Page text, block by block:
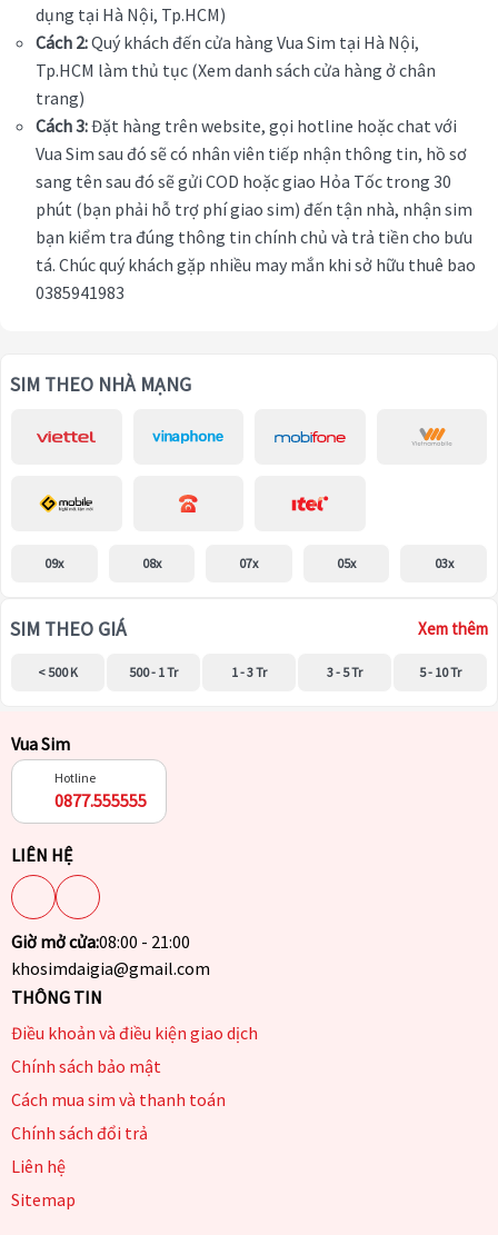
dụng tại Hà Nội, Tp.HCM)
Cách 2:Quý khách đến cửa hàng Vua Sim tại Hà Nội,
Tp.HCM làm thủ tục (Xem danh sách cửa hàng ở chân
trang)
Cách 3:Đặt hàng trên website, gọi hotline hoặc chat với
Vua Sim sau đó sẽ có nhân viên tiếp nhận thông tin, hồ sơ
sang tên sau đó sẽ gửi COD hoặc giao Hỏa Tốc trong 30
phút (bạn phải hỗ trợ phí giao sim) đến tận nhà, nhận sim
bạn kiểm tra đúng thông tin chính chủ và trả tiền cho bưu
tá. Chúc quý khách gặp nhiều may mắn khi sở hữu thuê bao
0385941983
SIM THEO NHÀ MẠNG
09x 08x 07x 05x 03x
SIM THEO GIÁ Xem thêm
< 500 K 500 - 1 Tr 1 - 3 Tr 3 - 5 Tr 5 - 10 Tr
Vua Sim
Hotline
0877.555555
LIÊN HỆ
Giờ mở cửa:08:00 - 21:00
khosimdaigia@gmail.com
THÔNG TIN
Điều khoản và điều kiện giao dịch
Chính sách bảo mật
Cách mua sim và thanh toán
Chính sách đổi trả
Liên hệ
Sitemap